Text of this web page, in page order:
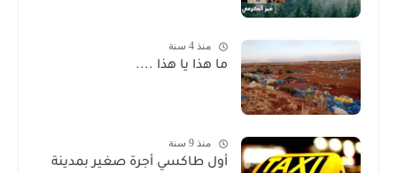
منذ 4 سنة
ما هذا يا هذا ....
منذ 9 سنة
أول طاكسي أجرة صغير بمدينة